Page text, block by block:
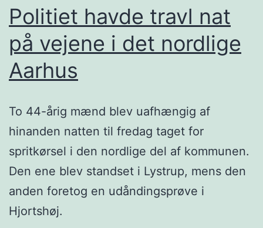
Politiet havde travl nat
på vejene i det nordlige
Aarhus
To 44-årig mænd blev uafhængig af
hinanden natten til fredag taget for
spritkørsel i den nordlige del af kommunen.
Den ene blev standset i Lystrup, mens den
anden foretog en udåndingsprøve i
Hjortshøj.